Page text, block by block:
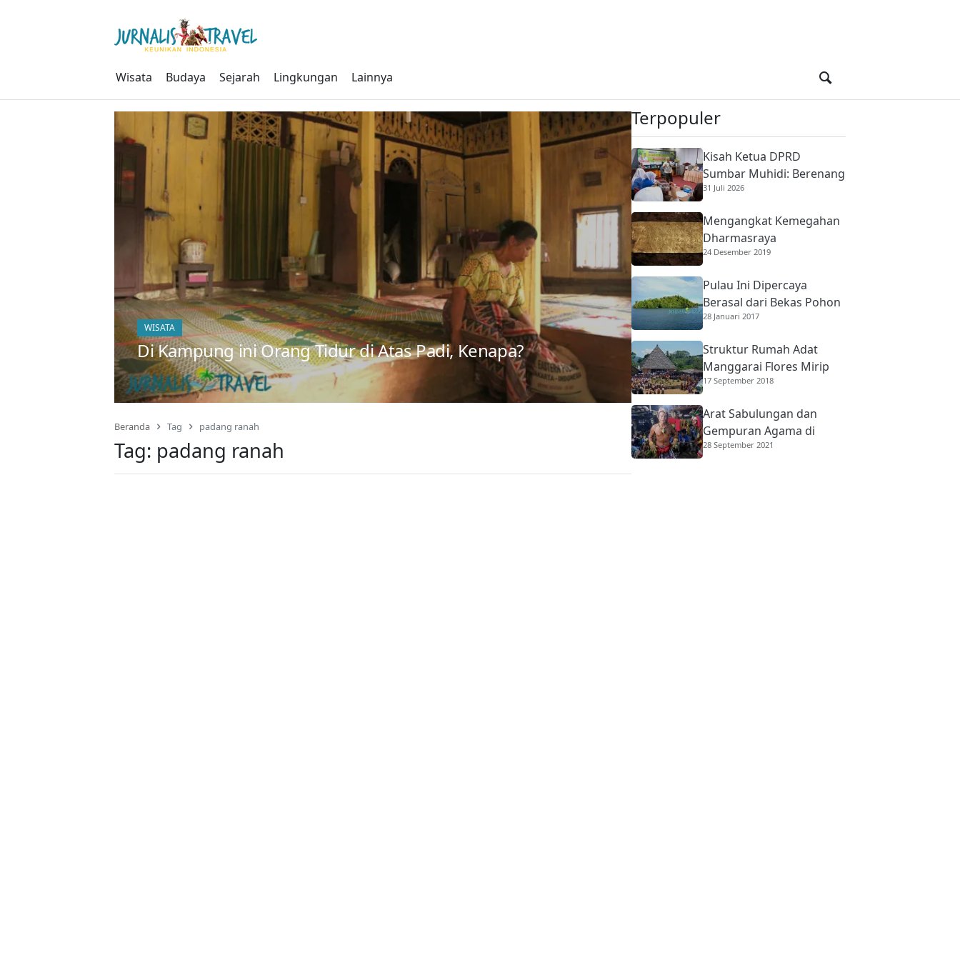
Wisata Budaya Sejarah Lingkungan Lainnya
WISATA
Di Kampung ini Orang Tidur di Atas Padi, Kenapa?
Beranda Tag padang ranah
Tag: padang ranah
Terpopuler
Kisah Ketua DPRD
Sumbar Muhidi: Berenang
di Sungai Berbuaya Demi
Orang Tua
31 Juli 2026
Mengangkat Kemegahan
Dharmasraya
24 Desember 2019
Pulau Ini Dipercaya
Berasal dari Bekas Pohon
Raksasa
28 Januari 2017
Struktur Rumah Adat
Manggarai Flores Mirip
Rumah Gadang
17 September 2018
Arat Sabulungan dan
Gempuran Agama di
Mentawai
28 September 2021